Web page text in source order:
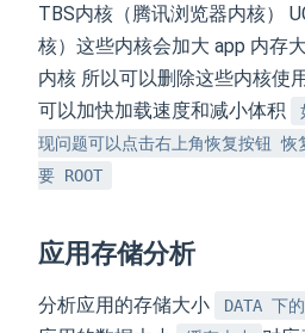
TBS内核（腾讯浏览器内核）
核）这些内核会加大 app 内存
内核 所以可以删除这些内核使
可以加快加载速度和减小体积
现问题可以点击右上角恢复按钮
要 ROOT
应用存储分析
分析应用的存储大小 DATA 下